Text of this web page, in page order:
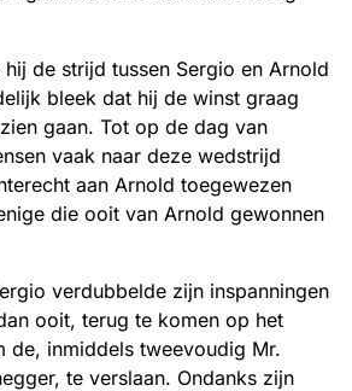
hij de strijd tussen Sergio en Arnold
bleek dat hij de winst graag
gaan. Tot op de dag van
vaak naar deze wedstrijd
aan Arnold toegewezen
die ooit van Arnold gewonnen
verdubbelde zijn inspanningen
ooit, terug te komen op het
de, inmiddels tweevoudig Mr.
te verslaan. Ondanks zijn